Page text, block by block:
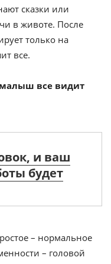
сказки или
в животе. После
только на
все.
все видит
и ваш
будет
– нормальное
– головой